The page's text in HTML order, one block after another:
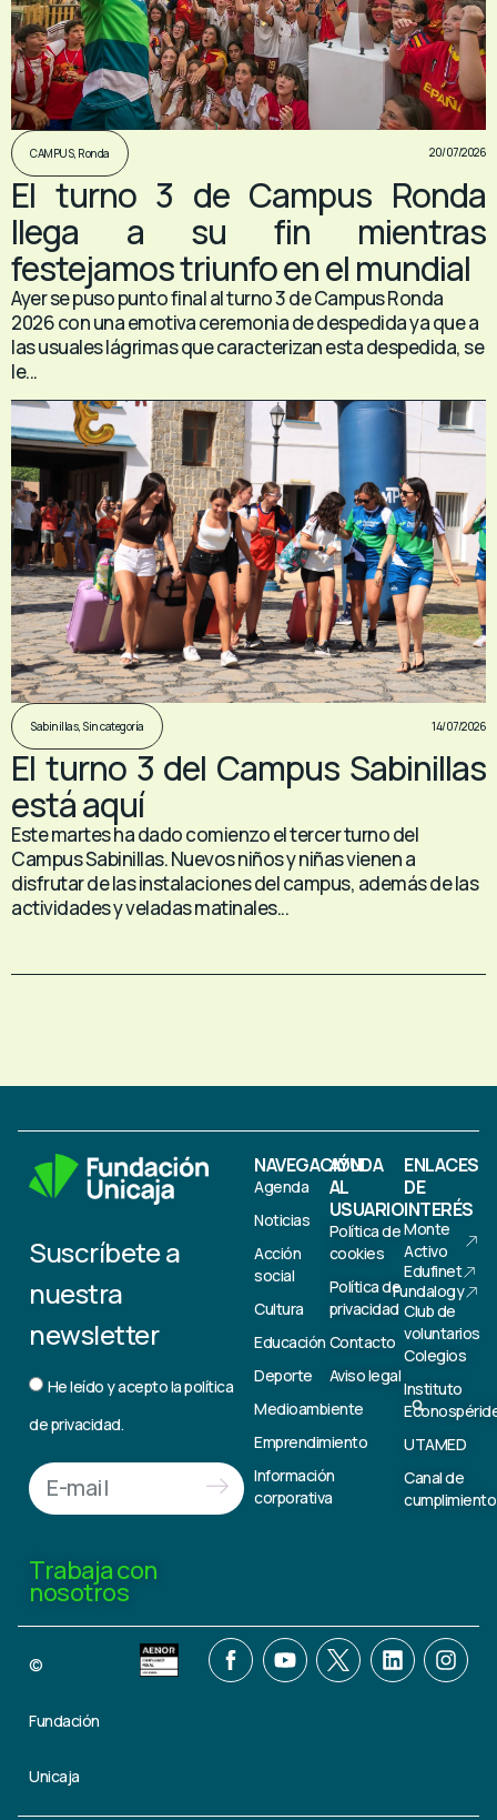
CAMPUS, Ronda 20/07/2026
El turno 3 de Campus Ronda
llega a su fin mientras
festejamos triunfo en el mundial
Ayer se puso punto final al turno 3 de Campus Ronda
2026 con una emotiva ceremonia de despedida ya que a
las usuales lágrimas que caracterizan esta despedida, se
le...
Sabinillas, Sin categoría 14/07/2026
El turno 3 del Campus Sabinillas
está aquí
Este martes ha dado comienzo el tercer turno del
Campus Sabinillas. Nuevos niños y niñas vienen a
disfrutar de las instalaciones del campus, además de las
actividades y veladas matinales...
Suscríbete a
nuestra
newsletter
He leído y acepto lapolítica
de privacidad.
Trabaja con
nosotros
NAVEGACIÓN
Agenda
Noticias
Acción
social
Cultura
Educación
Deporte
Medioambiente
Emprendimiento
Información
corporativa
AYUDA
AL
USUARIO
Política de
cookies
Política de
privacidad
Contacto
Aviso legal
ENLACES
DE
INTERÉS
Monte
Activo
Edufinet
Fundalogy
Club de
voluntarios
Colegios
Instituto
UTAMED
Canal de
cumplimiento
©
Fundación
Unicaja